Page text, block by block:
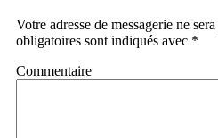
Votre adresse de messagerie ne
obligatoires sont indiqués avec *
Commentaire